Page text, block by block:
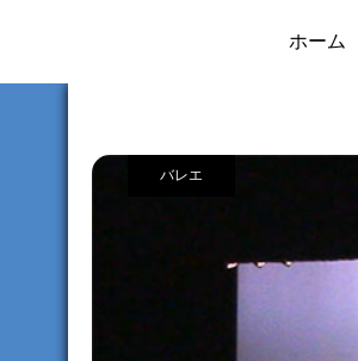
ホーム
バレエ
バレエ